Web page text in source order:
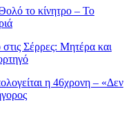
το κίνητρο – Το
Σέρρες: Μητέρα και
η 46χρονη – «Δεν